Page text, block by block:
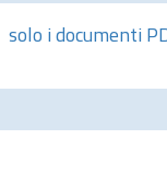
solo i documenti